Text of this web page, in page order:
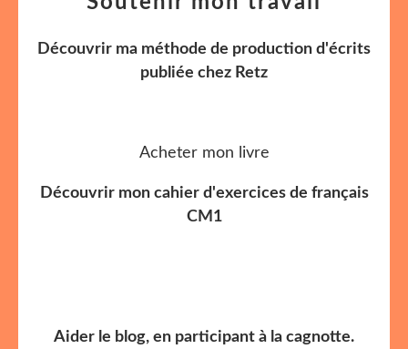
Découvrir ma méthode de production d'écrits
publiée chez Retz
Acheter mon livre
Découvrir mon cahier d'exercices de français
CM1
Aider le blog, en participant à la cagnotte.